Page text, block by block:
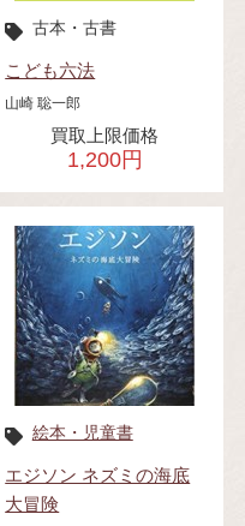
古本・古書
こども六法
山崎 聡一郎
買取上限価格
1,200円
絵本・児童書
エジソン ネズミの海底
大冒険